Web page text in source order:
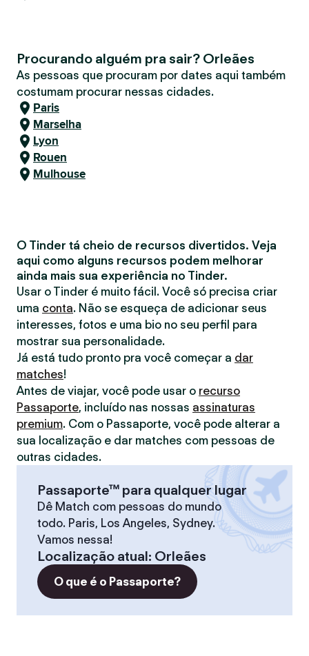
Procurando alguém pra sair? Orleães
As pessoas que procuram por dates aqui também
costumam procurar nessas cidades.
Paris
Marselha
Lyon
Rouen
Mulhouse
O Tinder tá cheio de recursos divertidos. Veja
aqui como alguns recursos podem melhorar
ainda mais sua experiência no Tinder.
Usar o Tinder é muito fácil. Você só precisa criar
uma conta. Não se esqueça de adicionar seus
interesses, fotos e uma bio no seu perfil para
mostrar sua personalidade.
Já está tudo pronto pra você começar a dar
matches!
Antes de viajar, você pode usar o recurso
Passaporte, incluído nas nossas assinaturas
premium. Com o Passaporte, você pode alterar a
sua localização e dar matches com pessoas de
outras cidades.
Passaporte™ para qualquer lugar
Dê Match com pessoas do mundo
todo. Paris, Los Angeles, Sydney.
Vamos nessa!
Localização atual: Orleães
O que é o Passaporte?